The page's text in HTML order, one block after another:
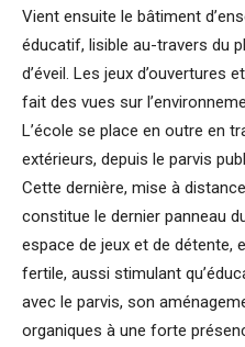
Vient ensuite le bâtiment
éducatif, lisible au-travers du
d’éveil. Les jeux d’ouvertures
fait des vues sur
L’école se place en outre en
extérieurs, depuis le parvis
Cette dernière, mise à
constitue le dernier panneau
espace de jeux et de détente,
fertile, aussi stimulant
avec le parvis, son
organiques à une forte